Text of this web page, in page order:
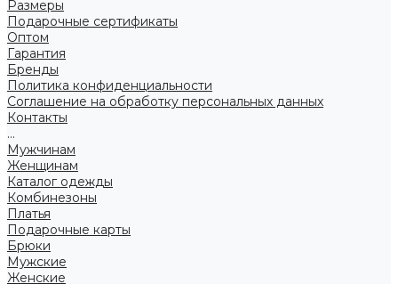
Размеры
Подарочные сертификаты
Оптом
Гарантия
Бренды
Политика конфиденциальности
Соглашение на обработку персональных данных
Контакты
...
Мужчинам
Женщинам
Каталог одежды
Комбинезоны
Платья
Подарочные карты
Брюки
Мужские
Женские